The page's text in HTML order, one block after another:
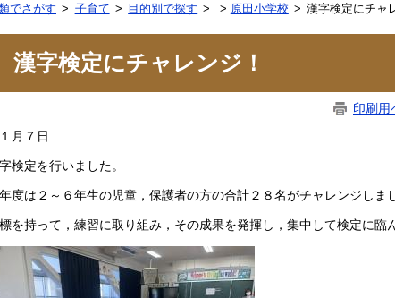
でさがす 子育て 目的別で探す > 原田小学校 漢字検定にチャ
漢字検定にチャレンジ！
印刷用
月７日
検定を行いました。
度は２～６年生の児童，保護者の方の合計２８名がチャレンジしま
を持って，練習に取り組み，その成果を発揮し​，集中して検定に臨